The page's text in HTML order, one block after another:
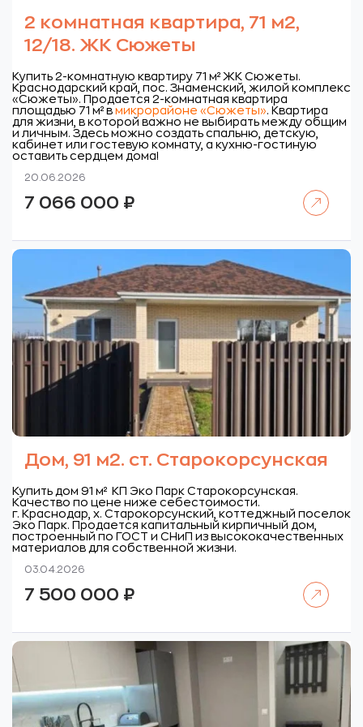
2 комнатная квартира, 71 м2,
12/18. ЖК Сюжеты
Купить 2-комнатную квартиру 71 м² ЖК Сюжеты.
Краснодарский край, пос. Знаменский, жилой комплекс
«Сюжеты». Продается 2-комнатная квартира
площадью 71 м² в микрорайоне «Сюжеты». Квартира
для жизни, в которой важно не выбирать между общим
и личным. Здесь можно создать спальню, детскую,
кабинет или гостевую комнату, а кухню-гостиную
оставить сердцем дома!
20.06.2026
7 066 000 ₽
Дом, 91 м2. ст. Старокорсунская
Купить дом 91 м² КП Эко Парк Старокорсунская.
Качество по цене ниже себестоимости.
г. Краснодар, х. Старокорсунский, коттеджный поселок
Эко Парк. Продается капитальный кирпичный дом,
построенный по ГОСТ и СНиП из высококачественных
материалов для собственной жизни.
03.04.2026
7 500 000 ₽